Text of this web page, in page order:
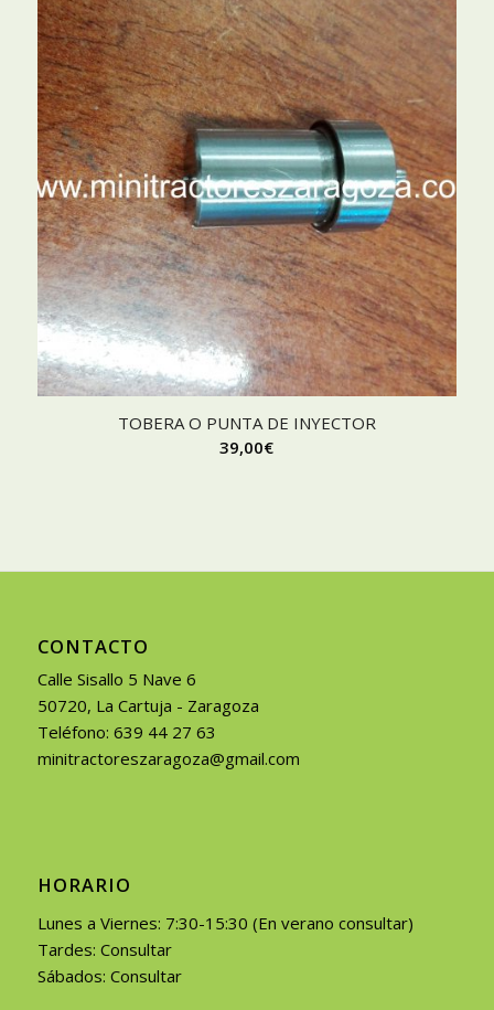
TOBERA O PUNTA DE INYECTOR
39,00€
CONTACTO
Calle Sisallo 5 Nave 6
50720, La Cartuja - Zaragoza
Teléfono: 639 44 27 63
minitractoreszaragoza@gmail.com
HORARIO
Lunes a Viernes: 7:30-15:30 (En verano consultar)
Tardes: Consultar
Sábados: Consultar